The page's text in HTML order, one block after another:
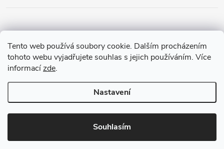
Tento web používá soubory cookie. Dalším procházením
tohoto webu vyjadřujete souhlas s jejich používáním. Více
informacízde.
Nastavení
Souhlasím
Copyright 2026Best4Run Běžecká speciálka. Všechna práva vyhrazena.